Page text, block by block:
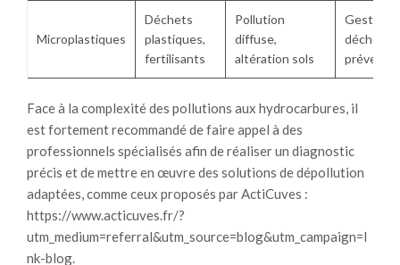
Microplastiques
Déchets
plastiques,
fertilisants
Pollution
diffuse,
altération sols
Gestion
déchets,
Face à la complexité des pollutions aux hydrocarbures, il
est fortement recommandé de faire appel à des
professionnels spécialisés afin de réaliser un diagnostic
précis et de mettre en œuvre des solutions de dépollution
adaptées, comme ceux proposés par ActiCuves :
https://www.acticuves.fr/?
utm_medium=referral&utm_source=blog&utm_campaign=l
nk-blog.